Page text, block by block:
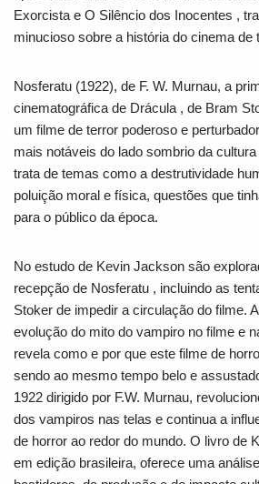
Exorcista e O Silêncio dos Inocentes ,
minucioso sobre a história do cinema de
Nosferatu (1922), de F. W. Murnau, a
cinematográfica de Drácula , de Bram
um filme de terror poderoso e
mais notáveis do lado sombrio da
trata de temas como a destrutividade
poluição moral e física, questões que
para o público da época.
No estudo de Kevin Jackson são
recepção de Nosferatu , incluindo as
Stoker de impedir a circulação do filme.
evolução do mito do vampiro no filme e
revela como e por que este filme de
sendo ao mesmo tempo belo e
1922 dirigido por F.W. Murnau,
dos vampiros nas telas e continua a
de horror ao redor do mundo. O livro de
em edição brasileira, oferece uma